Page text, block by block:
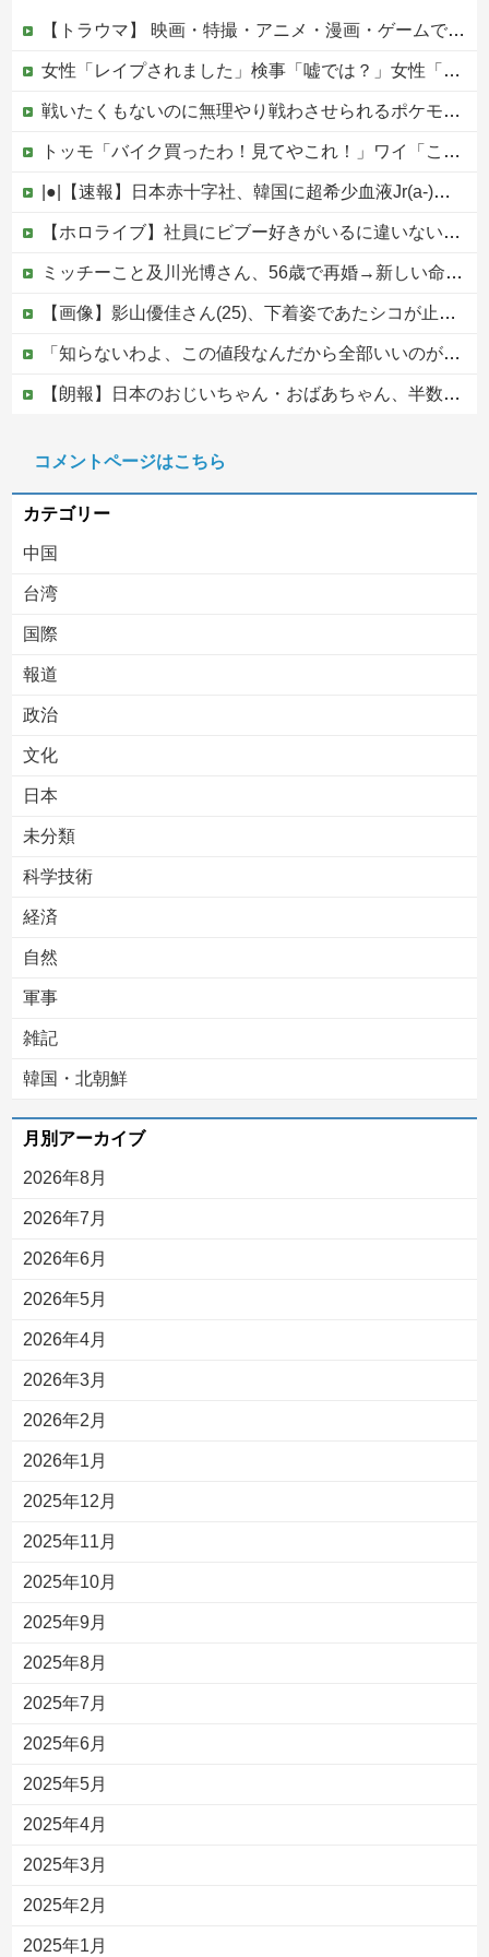
【トラウマ】 映画・特撮・アニメ・漫画・ゲームで「主人公がガチで敗北した回」と聞いて真っ先に思い浮かぶのは？
女性「レイプされました」検事「嘘では？」女性「傷ついたので訴えます」
戦いたくもないのに無理やり戦わさせられるポケモンが可哀想
トッモ「バイク買ったわ！見てやこれ！」ワイ「これスクーターじゃん…」他
|●|【速報】日本赤十字社、韓国に超希少血液Jr(a-)を提供「韓国内では適合する血液を確保できなかった」※今回で4回目
【ホロライブ】社員にビブー好きがいるに違いない（確信
ミッチーこと及川光博さん、56歳で再婚→新しい命まで授かるｗｗｗｗｗ
【画像】影山優佳さん(25)、下着姿であたシコが止まらない
「知らないわよ、この値段なんだから全部いいのが欲しいの」イチゴ売り場で言い返された話
【朗報】日本のおじいちゃん・おばあちゃん、半数以上がSNSを使いこなしていたｗｗｗｗｗ
大阪府の小学校でイスラム教の指導者が授業を行い物議を醸す！ #大阪 #イスラム教 #モスク
コメントページはこちら
カテゴリー
中国
台湾
国際
報道
政治
文化
日本
未分類
科学技術
経済
自然
軍事
雑記
韓国・北朝鮮
月別アーカイブ
2026年8月
2026年7月
2026年6月
2026年5月
2026年4月
2026年3月
2026年2月
2026年1月
2025年12月
2025年11月
2025年10月
2025年9月
2025年8月
2025年7月
2025年6月
2025年5月
2025年4月
2025年3月
2025年2月
2025年1月